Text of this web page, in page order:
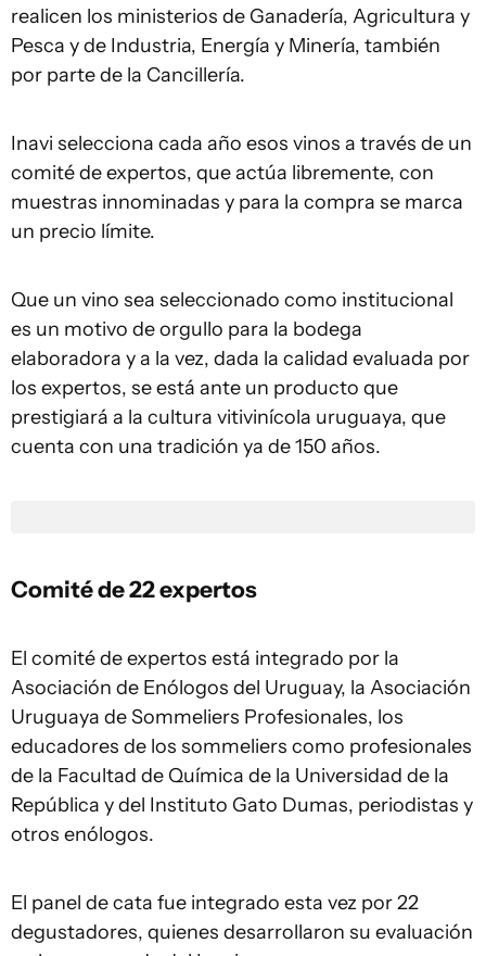
realicen los ministerios de Ganadería, Agricultura y
Pesca y de Industria, Energía y Minería, también
por parte de la Cancillería.
Inavi selecciona cada año esos vinos a través de un
comité de expertos, que actúa libremente, con
muestras innominadas y para la compra se marca
un precio límite.
Que un vino sea seleccionado como institucional
es un motivo de orgullo para la bodega
elaboradora y a la vez, dada la calidad evaluada por
los expertos, se está ante un producto que
prestigiará a la cultura vitivinícola uruguaya, que
cuenta con una tradición ya de 150 años.
Comité de 22 expertos
El comité de expertos está integrado por la
Asociación de Enólogos del Uruguay, la Asociación
Uruguaya de Sommeliers Profesionales, los
educadores de los sommeliers como profesionales
de la Facultad de Química de la Universidad de la
República y del Instituto Gato Dumas, periodistas y
otros enólogos.
El panel de cata fue integrado esta vez por 22
degustadores, quienes desarrollaron su evaluación